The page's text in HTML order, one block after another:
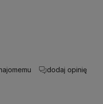
dodaj opinię